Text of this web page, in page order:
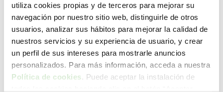
utiliza cookies propias y de terceros para mejorar su
navegación por nuestro sitio web, distinguirle de otros
usuarios, analizar sus hábitos para mejorar la calidad de
nuestros servicios y su experiencia de usuario, y crear
un perfil de sus intereses para mostrarle anuncios
personalizados. Para más información, acceda a nuestra
Política de cookies. Puede aceptar la instalación de
centros de día, centros sociales y apartamentos de
Aragón, La Rioja, Cantabria, Extremadura y Asturias y ha
conseguido llegar a más de 355.800 mayores.
Así, para implicar a los “abuelos y abuelas” en esta tarea,
se llevan a cabo distintas actividades lúdicas y
terapéuticas, tales como juegos y manualidades, en los